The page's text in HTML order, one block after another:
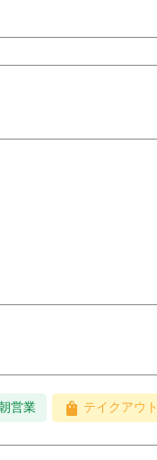
営業 テイクアウト